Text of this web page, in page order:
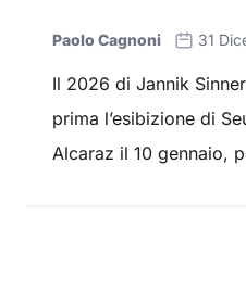
Paolo Cagnoni 31
Il 2026 di Jannik
prima l’esibizione di
Alcaraz il 10 gennaio,